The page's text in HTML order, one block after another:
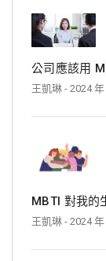
公司應該用
王凱琳 - 2024 年
MBTI 對我的
王凱琳 - 2024 年